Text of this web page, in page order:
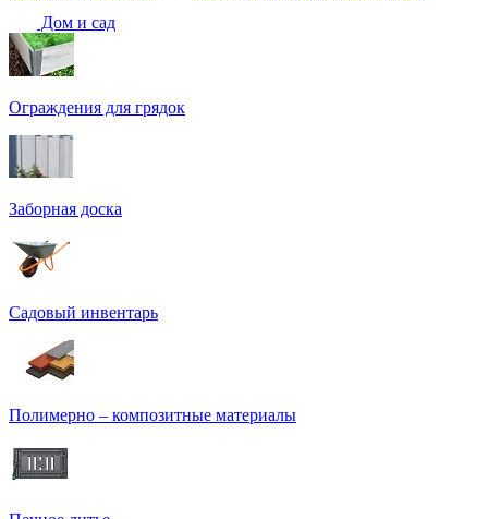
Дом и сад
Ограждения для грядок
Заборная доска
Садовый инвентарь
Полимерно – композитные материалы